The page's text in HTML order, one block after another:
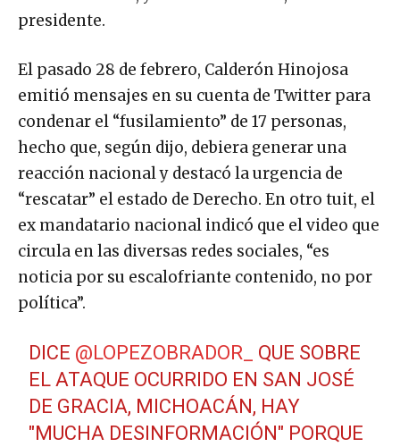
presidente.
El pasado 28 de febrero, Calderón Hinojosa
emitió mensajes en su cuenta de Twitter para
condenar el “fusilamiento” de 17 personas,
hecho que, según dijo, debiera generar una
reacción nacional y destacó la urgencia de
“rescatar” el estado de Derecho. En otro tuit, el
ex mandatario nacional indicó que el video que
circula en las diversas redes sociales, “es
noticia por su escalofriante contenido, no por
política”.
DICE @LOPEZOBRADOR_
QUE SOBRE
EL ATAQUE OCURRIDO EN SAN JOSÉ
DE GRACIA, MICHOACÁN, HAY
"MUCHA DESINFORMACIÓN" PORQUE